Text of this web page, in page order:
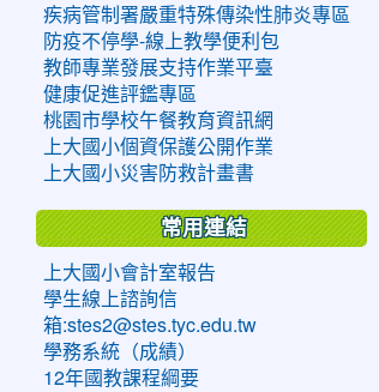
疾病管制署嚴重特殊傳染性肺炎專區
防疫不停學-線上教學便利包
教師專業發展支持作業平臺
健康促進評鑑專區
桃園市學校午餐教育資訊網
上大國小個資保護公開作業
上大國小災害防救計畫書
常用連結
上大國小會計室報告
學生線上諮詢信
箱:stes2@stes.tyc.edu.tw
學務系統（成績）
12年國教課程綱要